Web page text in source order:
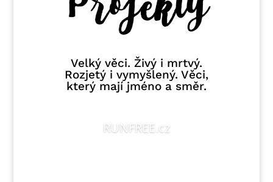
Velký věci. Živý i mrtvý.
Rozjetý i vymyšlený. Věci,
který mají jméno a směr.
RUNFREE.cz